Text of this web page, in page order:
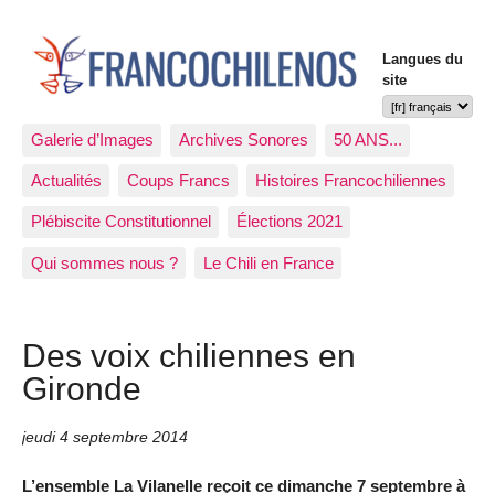
Langues du
site
Galerie d’Images Archives Sonores 50 ANS...
Actualités Coups Francs Histoires Francochiliennes
Plébiscite Constitutionnel Élections 2021
Qui sommes nous ? Le Chili en France
Des voix chiliennes en
Gironde
jeudi 4 septembre 2014
L’ensemble La Vilanelle reçoit ce dimanche 7 septembre à